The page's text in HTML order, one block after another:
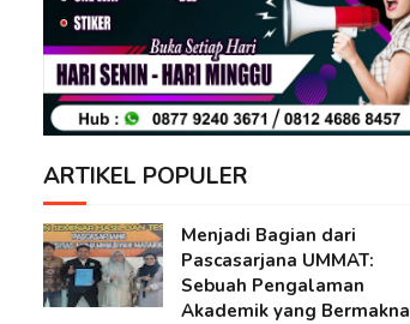
ARTIKEL POPULER
Menjadi Bagian dari
Pascasarjana UMMAT:
Sebuah Pengalaman
Akademik yang Bermakna